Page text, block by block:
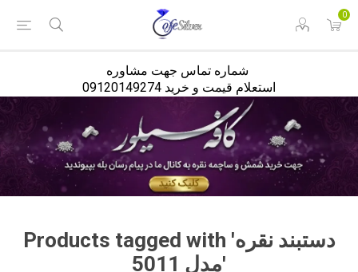
0
استعلام قیمت و خرید 09120149274
Products tagged with 'دستبند نقره
مدل 5011'